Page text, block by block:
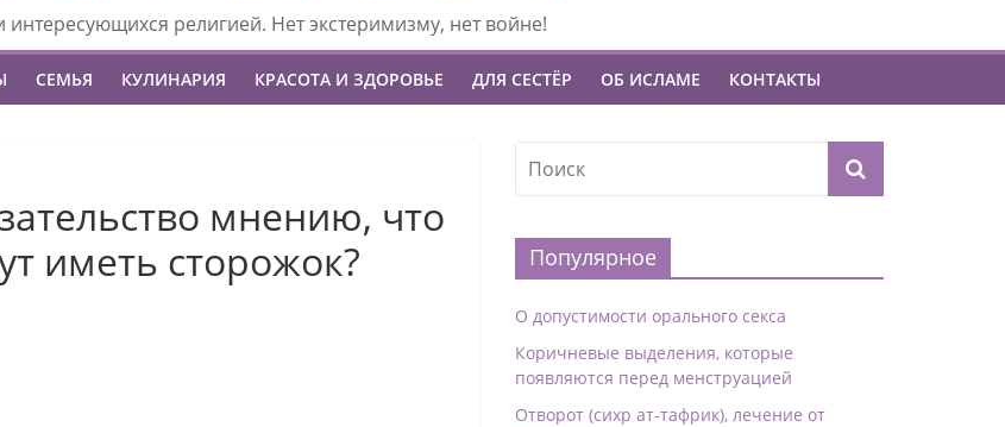
религией. Нет экстеримизму, нет войне!
СЕМЬЯ КУЛИНАРИЯ КРАСОТА И ЗДОРОВЬЕ ДЛЯ СЕСТЁР ОБ ИСЛАМЕ КОНТАКТЫ
мнению, что
иметь сторожок?
Популярное
О допустимости орального секса
Коричневые выделения, которые
появляются перед менструацией
Отворот (сихр ат-тафрик), лечение от